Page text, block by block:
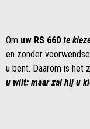
Om uw RS 660 te
en zonder
u bent. Daarom is het
u wilt: maar zal hij u